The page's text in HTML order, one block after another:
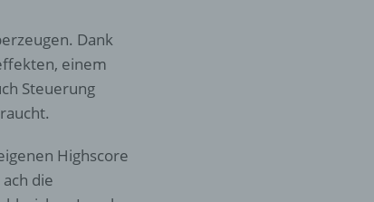
Dank
einem
Steuerung
Highscore
die